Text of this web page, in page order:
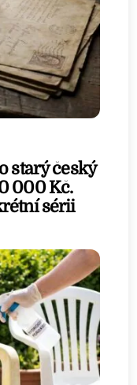
starý český
000 Kč.
sérii